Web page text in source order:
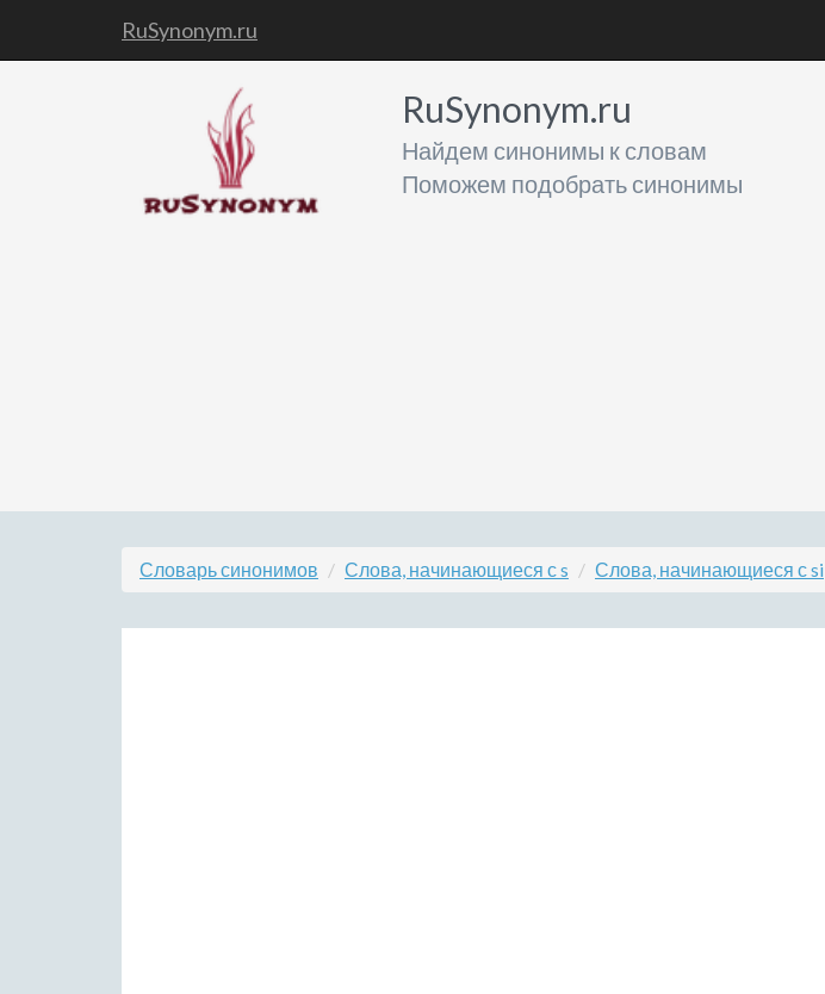
RuSynonym.ru
RuSynonym.ru
Найдем синонимы к словам
Поможем подобрать синонимы
Словарь синонимов Слова, начинающиеся с s Слова, начинающиеся с si